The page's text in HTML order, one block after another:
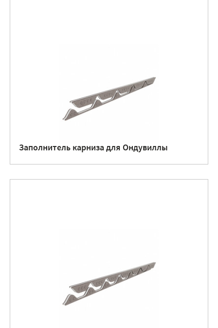
Заполнитель карниза для Ондувиллы